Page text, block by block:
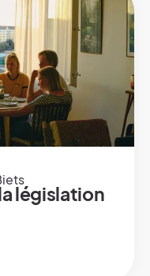
législation